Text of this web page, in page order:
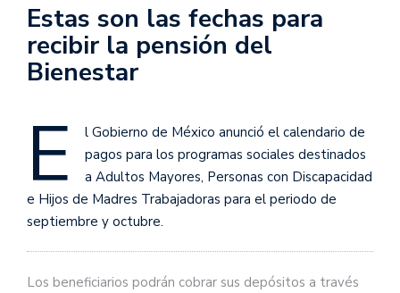
Estas son las fechas para
recibir la pensión del
Bienestar
E
l Gobierno de México anunció el calendario de
pagos para los programas sociales destinados
a Adultos Mayores, Personas con Discapacidad
e Hijos de Madres Trabajadoras para el periodo de
septiembre y octubre.
Los beneficiarios podrán cobrar sus depósitos a través